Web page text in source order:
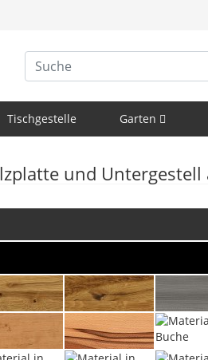
Tischgestelle Garten
und Untergestell